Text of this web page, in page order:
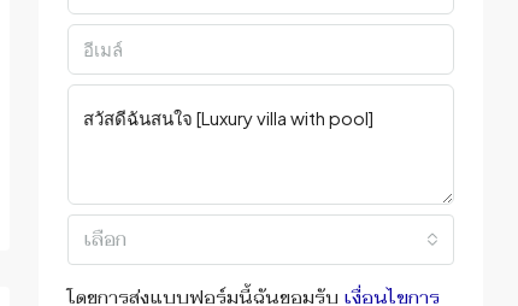
เลือก
โดยการส่งแบบฟอร์มนี้ฉันยอมรับ เงื่อนไขการ